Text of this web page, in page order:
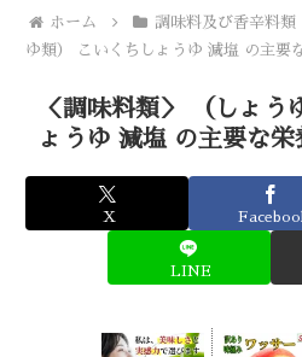
ホーム 調味料及び香辛料類
ゆ類） こいくちしょうゆ 減塩 の主要
＜調味料類＞ （しょう
ょうゆ 減塩 の主要な栄
X
LINE